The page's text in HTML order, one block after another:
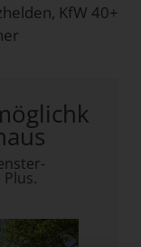
KfW 40+